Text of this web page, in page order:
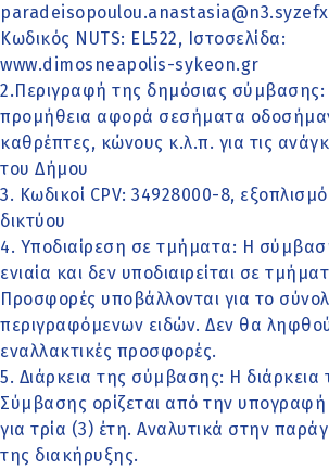
Κωδικός ΝUTS: EL522, Ιστοσελίδα:
www.dimosneapolis-sykeon.gr
2.Περιγραφή της δημόσιας σύμβασης:
προμήθεια αφορά σεσήματα
καθρέπτες, κώνους κ.λ.π. για τις
του Δήμου
3. Κωδικοί CPV: 34928000-8,
δικτύου
4. Υποδιαίρεση σε τμήματα: Η
ενιαία και δεν υποδιαιρείται σε
Προσφορές υποβάλλονται για το
περιγραφόμενων ειδών. Δεν θα
εναλλακτικές προσφορές.
5. Διάρκεια της σύμβασης: Η διάρκεια
Σύμβασης ορίζεται από την υπογραφή
για τρία (3) έτη. Αναλυτικά στην
της διακήρυξης.